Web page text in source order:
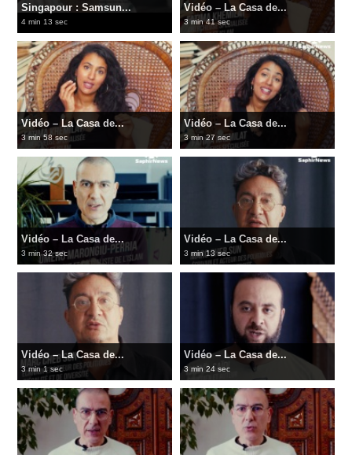
Singapour : Samsun...
4 min 13 sec
Vidéo – La Casa de...
3 min 41 sec
Vidéo – La Casa de...
3 min 58 sec
Vidéo – La Casa de...
3 min 27 sec
Vidéo – La Casa de...
3 min 32 sec
Vidéo – La Casa de...
3 min 13 sec
Vidéo – La Casa de...
3 min 1 sec
Vidéo – La Casa de...
3 min 24 sec